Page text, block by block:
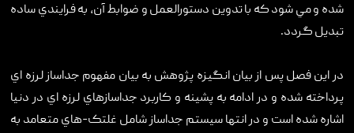
شده و مي شود که با تدوين دستورالعمل و ضوابط آن، به فرايندي ساده
تبديل گردد.
در اين فصل پس از بيان انگيزه پژوهش به بيان مفهوم جداساز لرزه اي
پرداخته شده و در ادامه به پشينه و کاربرد جداسازهاي لرزه اي در دنيا
اشاره شده است و در انتها سيستم جداساز شامل غلتک-هاي متعامد به